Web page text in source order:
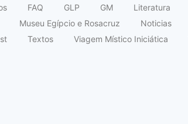
FAQ GLP GM Literatura
Museu Egípcio e Rosacruz Noticias
Textos Viagem Místico Iniciática